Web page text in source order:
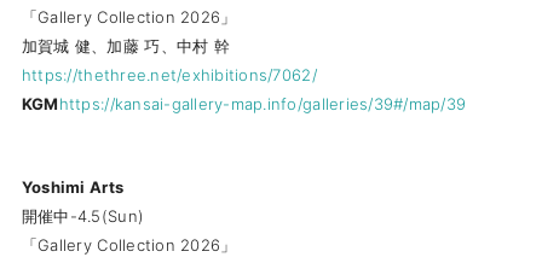
「Gallery Collection 2026」
加賀城 健、加藤 巧、中村 幹
https://thethree.net/exhibitions/7062/
KGMhttps://kansai-gallery-map.info/galleries/39#/map/39
Yoshimi Arts
開催中-4.5(Sun)
「Gallery Collection 2026」